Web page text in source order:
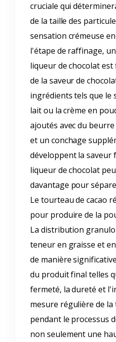
cruciale qui
de la taille des
sensation crémeuse
l'étape de raffinage,
liqueur de chocolat
de la saveur de
ingrédients tels que le
lait ou la crème en
ajoutés avec du
et un conchage
développent la saveur
liqueur de chocolat
davantage pour
Le tourteau de cacao
pour produire de la
La distribution
teneur en graisse et
de manière
du produit final telles
fermeté, la dureté et
mesure régulière de
pendant le processus
non seulement une